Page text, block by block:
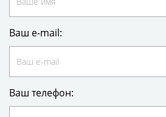
Ваш e-mail:
Ваш телефон: